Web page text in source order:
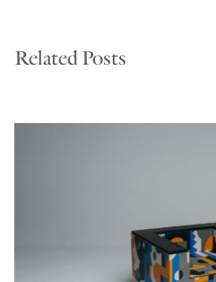
Related Posts